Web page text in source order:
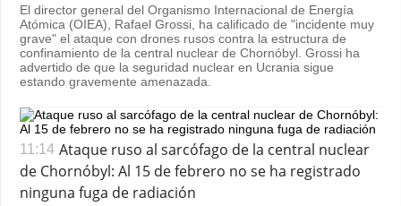
El director general del Organismo Internacional de Energía
Atómica (OIEA), Rafael Grossi, ha calificado de "incidente muy
grave" el ataque con drones rusos contra la estructura de
confinamiento de la central nuclear de Chornóbyl. Grossi ha
advertido de que la seguridad nuclear en Ucrania sigue
estando gravemente amenazada.
11:14 Ataque ruso al sarcófago de la central nuclear
de Chornóbyl: Al 15 de febrero no se ha registrado
ninguna fuga de radiación